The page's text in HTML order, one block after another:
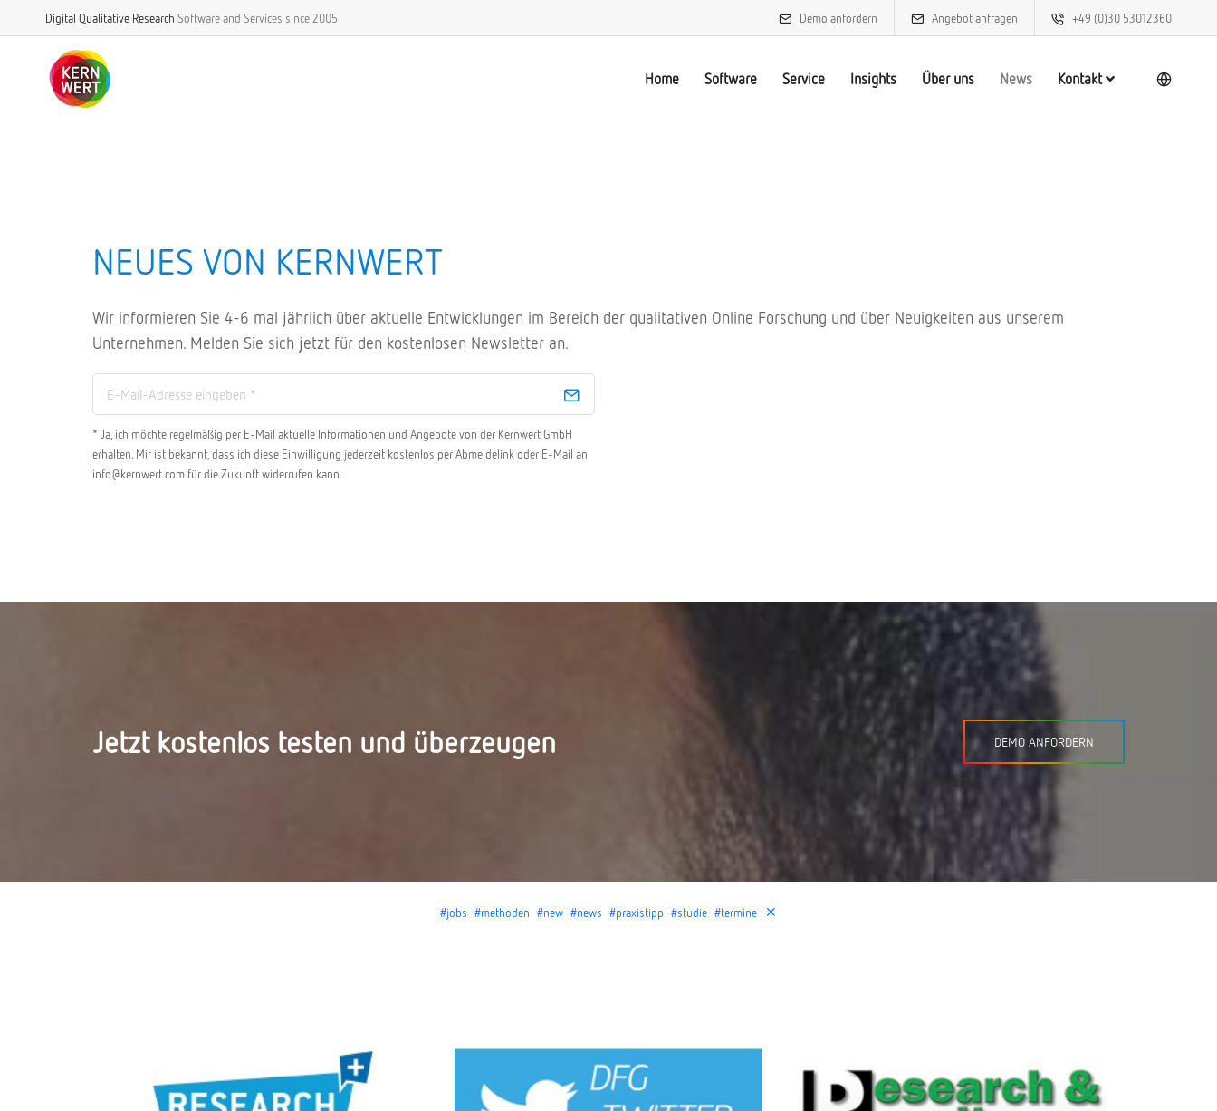
Digital Qualitative Research Software and Services since 2005 Demo anfordern Angebot anfragen +49 (0)30 53012360
Home Software Service Insights Über uns News Kontakt
NEUES VON KERNWERT
Wir informieren Sie 4-6 mal jährlich über aktuelle Entwicklungen im Bereich der qualitativen Online Forschung und über Neuigkeiten aus unserem
Unternehmen. Melden Sie sich jetzt für den kostenlosen Newsletter an.
* Ja, ich möchte regelmäßig per E-Mail aktuelle Informationen und Angebote von der Kernwert GmbH
erhalten. Mir ist bekannt, dass ich diese Einwilligung jederzeit kostenlos per Abmeldelink oder E-Mail an
info@kernwert.com für die Zukunft widerrufen kann.
Jetzt kostenlos testen und überzeugen DEMO ANFORDERN
#jobs #methoden #new #news #praxistipp #studie #termine